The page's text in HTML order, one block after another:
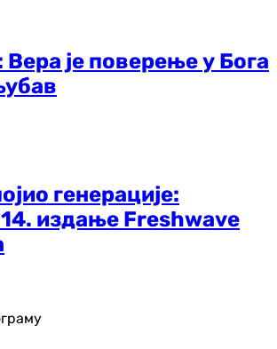
Вера је поверење у Бога
генерације:
издање Freshwave